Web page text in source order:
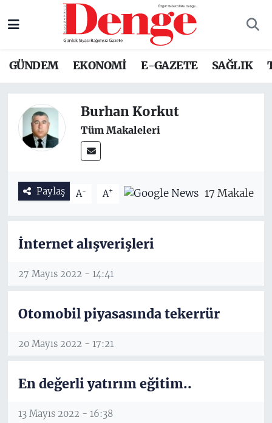
GÜNDEM EKONOMİ E-GAZETE SAĞLIK
Burhan Korkut
Tüm Makaleleri
Paylaş A- A+ 17 Makale
İnternet alışverişleri
27 Mayıs 2022 - 14:41
Otomobil piyasasında tekerrür
20 Mayıs 2022 - 17:21
En değerli yatırım eğitim..
13 Mayıs 2022 - 16:38
Nöbetçi Eczaneler
Trafik Durumu
Süper Lig Puan Durumu ve Fikstür
Son Dakika Haberleri